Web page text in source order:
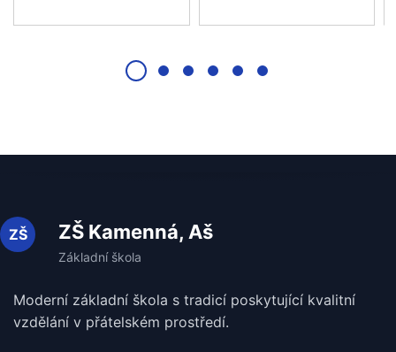
ZŠ Kamenná, Aš
Moderní základní škola s tradicí poskytující kvalitní
vzdělání v přátelském prostředí.